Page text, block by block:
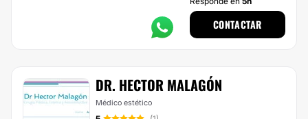
CONTACTAR
DR. HECTOR MALAGÓN
Médico estético